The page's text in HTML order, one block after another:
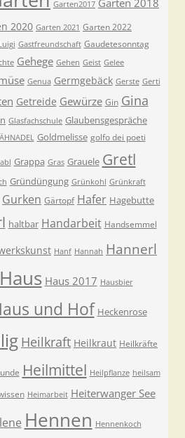
Garten2017 Garten 2018
2020 Garten 2021 Garten 2022
Gastfreundschaft Gaudetesonntag
Gehege Gehen Geist Gelee
Genua Germgebäck Gerste Gerti
Getreide Gewürze Gin Gina
Glasfachschule Glaubensgespräche
Goldmelisse golfo dei poeti
Grappa Gras Grauele Gretl
Gründüngung Grünkohl Grünkraft
Gurken Gärtopf Hafer Hagebutte
haltbar Handarbeit Handsemmel
Hanf Hannah Hannerl
Haus Haus 2017 Hausbier
und Hof Heckenrose
Heilkraft Heilkraut Heilkräfte
Heilmittel Heilpflanze heilsam
Heimarbeit Heiterwanger See
Hennen Hennenkoch